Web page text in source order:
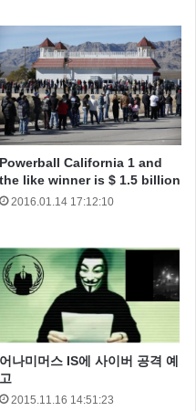
护膜去年10月27日为国
相当不适。
住院三天，病情恶化
Powerball California 1 and
the like winner is $ 1.5 billion
2016.01.14 17:12:10
어나미머스 IS에 사이버 공격 예
고
2015.11.16 14:51:23